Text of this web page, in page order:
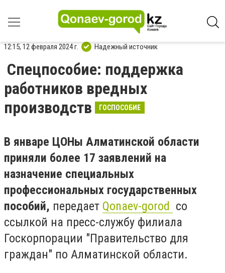
12:15, 12 февраля 2024 г. Надежный источник
Спецпособие: поддержка
работников вредных
производств
ГОСПОСОБИЕ
В январе ЦОНы Алматинской области
приняли более 17 заявлений на
назначение специальных
профессиональных государственных
пособий, передает Qonaev-gorod со
ссылкой на пресс-службу филиала
Госкорпорации "Правительство для
граждан" по Алматинской области.